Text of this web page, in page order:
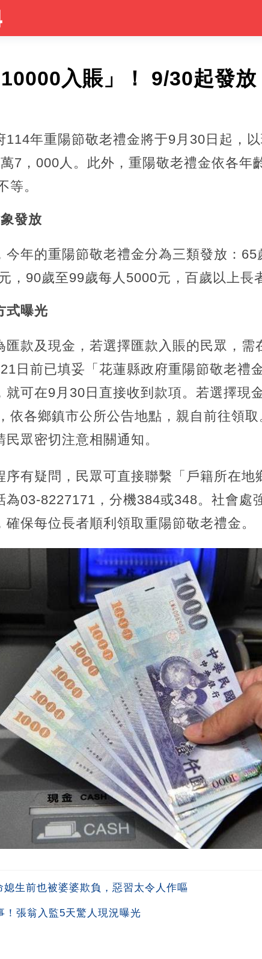
入賬」！ 9/30起發
114年重陽節敬老禮金將于9月30日起，
7，000人。此外，重陽敬老禮金依各年
等。
象發放
今年的重陽節敬老禮金分為三類發放：
，90歲至99歲每人5000元，百歲以上長
式曝光
匯款及現金，若選擇匯款入賬的民眾，需
日前已填妥「花蓮縣政府重陽節敬老禮
就可在9月30日直接收到款項。若選擇現
依各鄉鎮市公所公告地點，親自前往領
眾密切注意相關通知。
序有疑問，民眾可直接聯繫「戶籍所在地
為03-8227171，分機384或348。社會處
保每位長者順利領取重陽節敬老禮金。
生前也被婆婆欺負，惡習太令人作嘔
！張翁入監5天驚人現況曝光